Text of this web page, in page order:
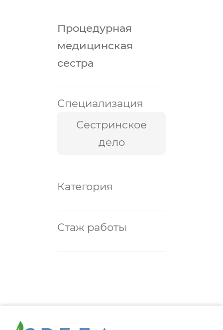
Процедурная
медицинская
сестра
Специализация
Сестринское
дело
Категория
Стаж работы